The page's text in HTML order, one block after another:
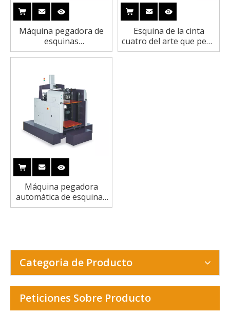
Máquina pegadora de
esquinas
semiautomática LS-40A
Esquina de la cinta
cuatro del arte que pega
la máquina 75pcs/min
Máquina pegadora
automática de esquinas
de cartón LS-T500
Categoria de Producto
Peticiones Sobre Producto